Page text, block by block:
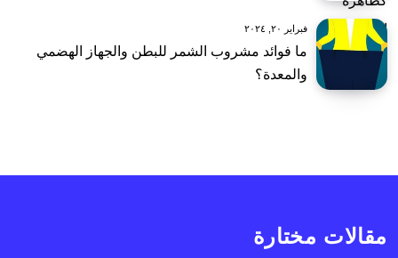
فبراير ٢٠, ٢٠٢٤
ما فوائد مشروب الشمر للبطن والجهاز الهضمي
والمعدة؟
مقالات مختارة